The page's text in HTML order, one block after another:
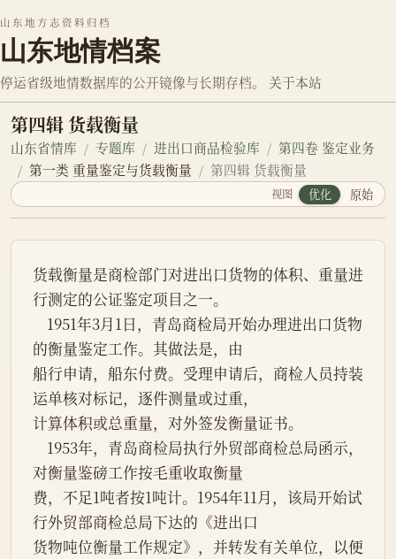
山东地方志资料归档
山东地情档案
停运省级地情数据库的公开镜像与长期存档。 关于本站
第四辑 货载衡量
山东省情库 专题库 进出口商品检验库
第四卷 鉴定业务
第一类 重量鉴定与货载衡量
第四辑 货载衡量
视图 优化 原始
货载衡量是商检部门对进出口货物的体积、重量进
行测定的公证鉴定项目之一。
的衡量鉴定工作。其做法是，由
船行申请，船东付费。受理申请后，商检人员持装
运单核对标记，逐件测量或过重，
计算体积或总重量，对外签发衡量证书。
对衡量鉴磅工作按毛重收取衡量
费，不足1吨者按1吨计。1954年11月，该局开始试
行外贸部商检总局下达的《进出口
货物吨位衡量工作规定》，并转发有关单位，以便